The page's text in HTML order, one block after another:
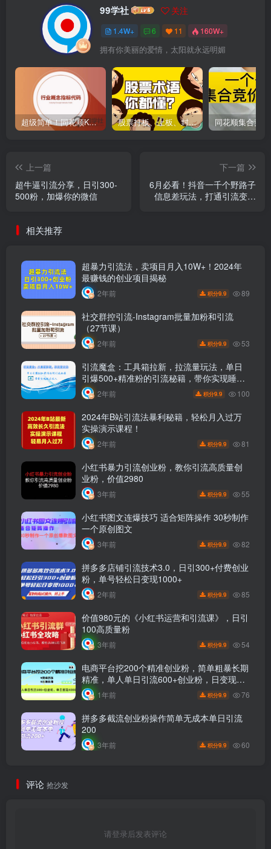
99学社 关注
1.4W+ 6 11 160W+
拥有你美丽的爱情，太阳就永远明媚
超级简单！同花顺K线界面显示行业概念指标代码图解 股票打板、上板、封板、翘板、炸板是什么意思？炒股你必须懂的暗语！
上一篇
超牛逼引流分享，日引300-
500粉，加爆你的微信
下一篇
6月必看！抖音一千个野路子
信息差玩法，打通引流变现
相关推荐
超暴力引流法，卖项目月入10W+！2024年
最赚钱的创业项目揭秘
2年前 积分9.9 89
社交群控引流-Instagram批量加粉和引流
（27节课）
2年前 积分9.9 53
引流魔盒：工具箱拉新，拉流量玩法，单日
引爆500+精准粉的引流秘籍，带你实现睡后
收入2年前 积分9.9 100
2024年B站引流法暴利秘籍，轻松月入过万
实操演示课程！
2年前 积分9.9 81
小红书暴力引流创业粉，教你引流高质量创
业粉，价值2980
3年前 积分9.9 55
小红书图文连爆技巧 适合矩阵操作 30秒制作
一个原创图文
3年前 积分9.9 82
拼多多店铺引流技术3.0，日引300+付费创业
粉，单号轻松日变现1000+
2年前 积分9.9 85
价值980元的《小红书运营和引流课》，日引
100高质量粉
3年前 积分9.9 54
电商平台挖200个精准创业粉，简单粗暴长期
精准，单人单日引流600+创业粉，日变现
4000+1年前 积分9.9 76
拼多多截流创业粉操作简单无成本单日引流
200
3年前 积分9.9 60
评论 抢沙发
请登录后发表评论